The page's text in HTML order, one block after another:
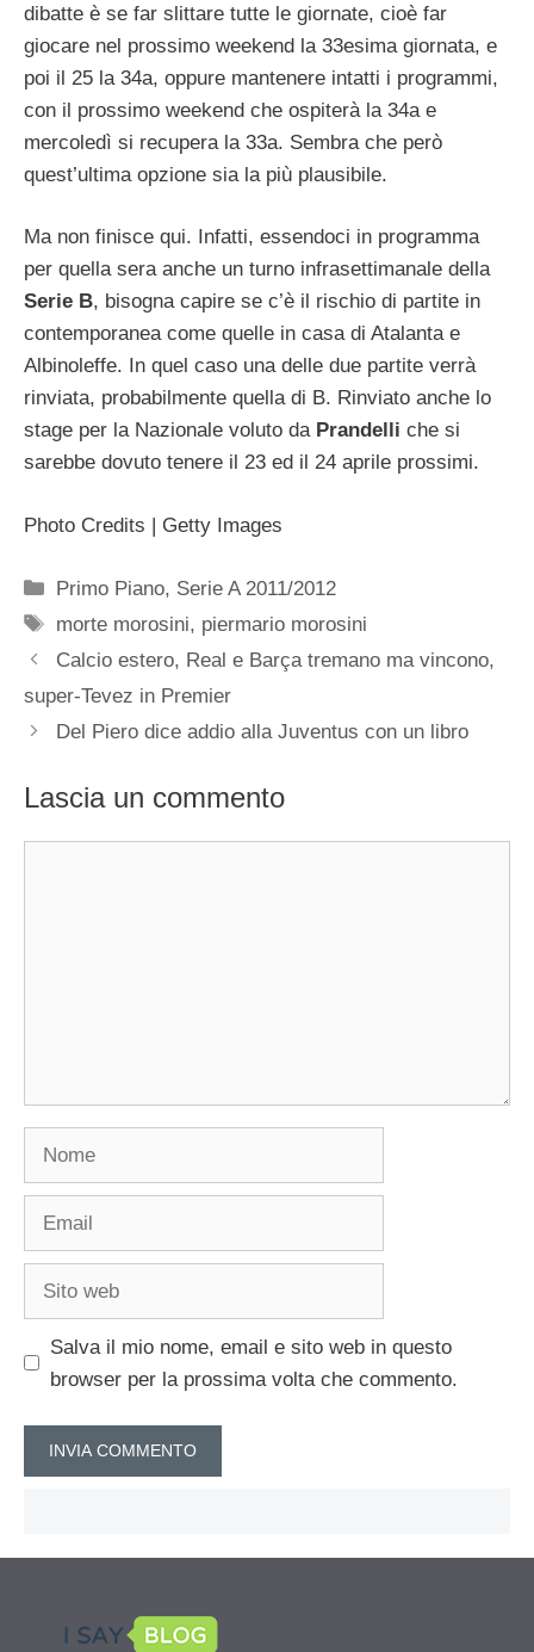
dibatte è se far slittare tutte le giornate, cioè far
giocare nel prossimo weekend la 33esima giornata, e
poi il 25 la 34a, oppure mantenere intatti i programmi,
con il prossimo weekend che ospiterà la 34a e
mercoledì si recupera la 33a. Sembra che però
quest’ultima opzione sia la più plausibile.
Ma non finisce qui. Infatti, essendoci in programma
per quella sera anche un turno infrasettimanale della
Serie B, bisogna capire se c’è il rischio di partite in
contemporanea come quelle in casa di Atalanta e
Albinoleffe. In quel caso una delle due partite verrà
rinviata, probabilmente quella di B. Rinviato anche lo
stage per la Nazionale voluto da Prandelli che si
sarebbe dovuto tenere il 23 ed il 24 aprile prossimi.
Photo Credits | Getty Images
Categorie
Primo Piano, Serie A 2011/2012
Tag
morte morosini, piermario morosini
Calcio estero, Real e Barça tremano ma vincono,
super-Tevez in Premier
Del Piero dice addio alla Juventus con un libro
Lascia un commento
Salva il mio nome, email e sito web in questo
browser per la prossima volta che commento.